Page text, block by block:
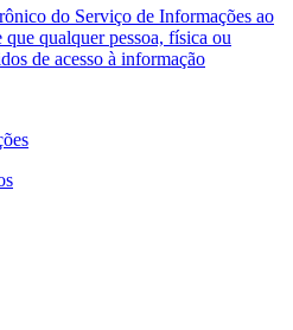
do Serviço de Informações ao
qualquer pessoa, física ou
de acesso à informação